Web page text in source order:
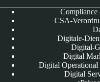
CSA-
Digitale-
Digital-
Digital
Digital
Digital